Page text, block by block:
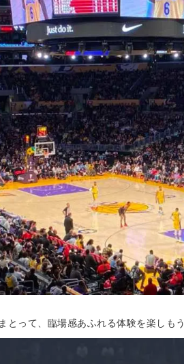
とって、臨場感あふれる体験を楽しもう